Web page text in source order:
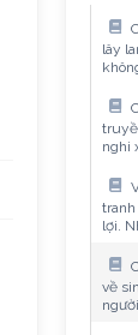
lây
nghi
lợi.
về